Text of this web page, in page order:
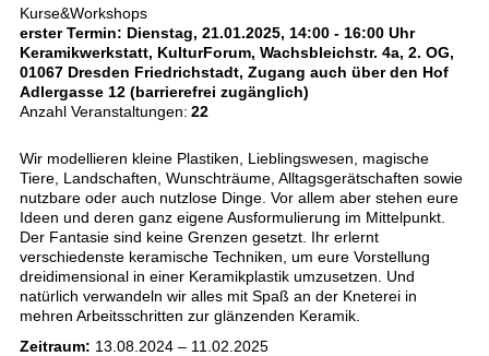
Kurse&Workshops
erster Termin: Dienstag, 21.01.2025, 14:00 - 16:00 Uhr
Keramikwerkstatt, KulturForum, Wachsbleichstr. 4a, 2. OG,
01067 Dresden Friedrichstadt, Zugang auch über den Hof
Adlergasse 12 (barrierefrei zugänglich)
Anzahl Veranstaltungen: 22
Wir modellieren kleine Plastiken, Lieblingswesen, magische
Tiere, Landschaften, Wunschträume, Alltagsgerätschaften sowie
nutzbare oder auch nutzlose Dinge. Vor allem aber stehen eure
Ideen und deren ganz eigene Ausformulierung im Mittelpunkt.
Der Fantasie sind keine Grenzen gesetzt. Ihr erlernt
verschiedenste keramische Techniken, um eure Vorstellung
dreidimensional in einer Keramikplastik umzusetzen. Und
natürlich verwandeln wir alles mit Spaß an der Kneterei in
mehren Arbeitsschritten zur glänzenden Keramik.
Zeitraum: 13.08.2024 – 11.02.2025